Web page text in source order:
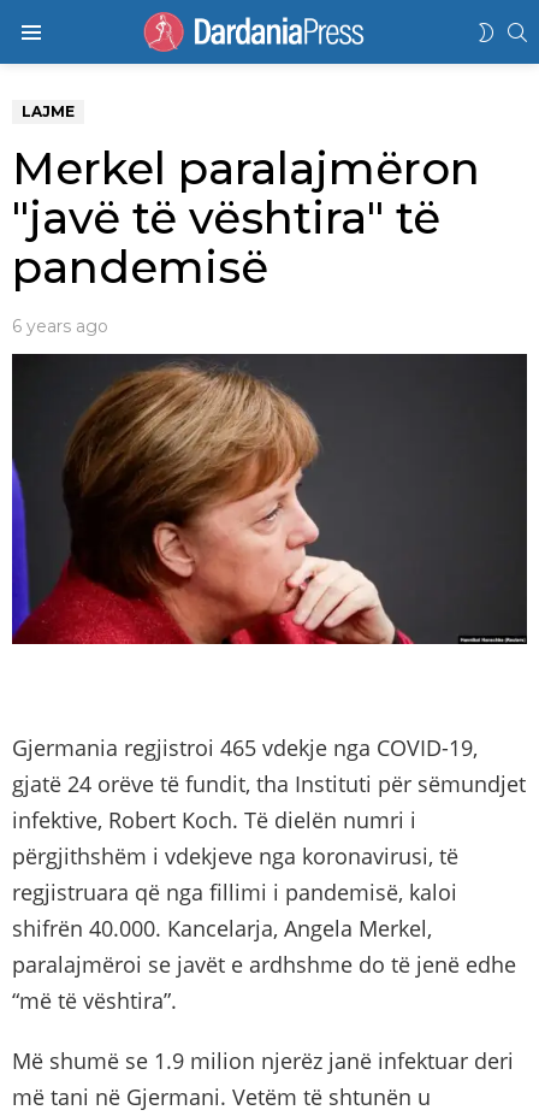
LAJME
Merkel paralajmëron
"javë të vështira" të
pandemisë
6 years ago
Gjermania regjistroi 465 vdekje nga COVID-19,
gjatë 24 orëve të fundit, tha Instituti për sëmundjet
infektive, Robert Koch. Të dielën numri i
përgjithshëm i vdekjeve nga koronavirusi, të
regjistruara që nga fillimi i pandemisë, kaloi
shifrën 40.000. Kancelarja, Angela Merkel,
paralajmëroi se javët e ardhshme do të jenë edhe
“më të vështira”.
Më shumë se 1.9 milion njerëz janë infektuar deri
më tani në Gjermani. Vetëm të shtunën u